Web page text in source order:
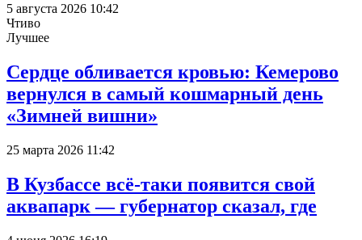
5 августа 2026 10:42
Чтиво
Лучшее
Сердце обливается кровью: Кемерово
вернулся в самый кошмарный день
«Зимней вишни»
25 марта 2026 11:42
В Кузбассе всё-таки появится свой
аквапарк — губернатор сказал, где